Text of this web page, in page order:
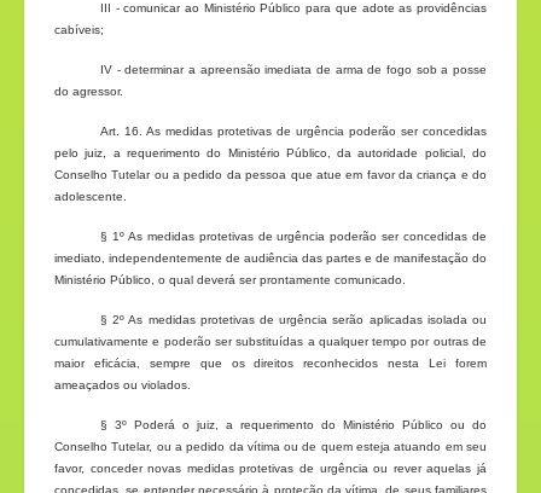
III - comunicar ao Ministério Público para que adote as providências
cabíveis;
IV - determinar a apreensão imediata de arma de fogo sob a posse
do agressor.
Art. 16. As medidas protetivas de urgência poderão ser concedidas
pelo juiz, a requerimento do Ministério Público, da autoridade policial, do
Conselho Tutelar ou a pedido da pessoa que atue em favor da criança e do
adolescente.
§ 1º As medidas protetivas de urgência poderão ser concedidas de
imediato, independentemente de audiência das partes e de manifestação do
Ministério Público, o qual deverá ser prontamente comunicado.
§ 2º As medidas protetivas de urgência serão aplicadas isolada ou
cumulativamente e poderão ser substituídas a qualquer tempo por outras de
maior eficácia, sempre que os direitos reconhecidos nesta Lei forem
ameaçados ou violados.
§ 3º Poderá o juiz, a requerimento do Ministério Público ou do
Conselho Tutelar, ou a pedido da vítima ou de quem esteja atuando em seu
favor, conceder novas medidas protetivas de urgência ou rever aquelas já
concedidas, se entender necessário à proteção da vítima, de seus familiares